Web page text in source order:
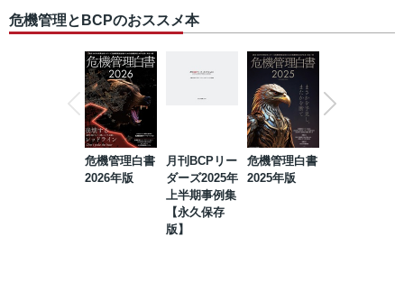
危機管理とBCPのおススメ本
危機管理白書
2026年版
月刊BCPリー
ダーズ2025年
上半期事例集
【永久保存
版】
危機管理白書
2025年版